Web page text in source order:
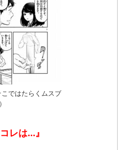
ではたらくムスブ
レは…』